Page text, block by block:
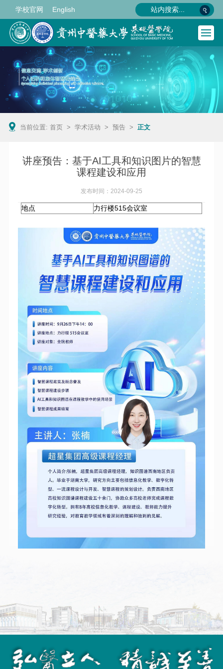
学校官网 English
当前位置: 首页 > 学术活动 > 预告> 正文
讲座预告：基于AI工具和知识图片的智慧
课程建设和应用
发布时间：2024-09-25
地点 力行楼515会议室